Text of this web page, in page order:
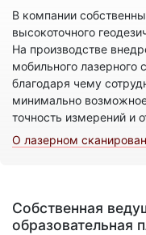
В компании
высокоточного
На производстве
мобильного лазерного
благодаря чему
минимально
точность измерений и
О лазерном
Собственная
образовательная